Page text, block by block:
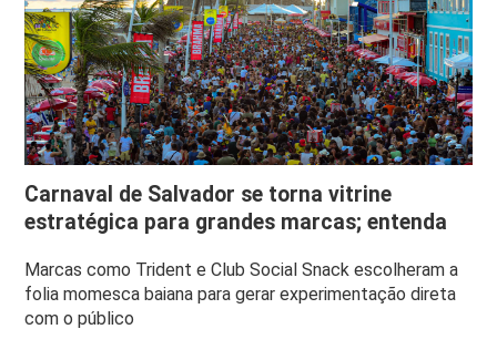
Carnaval de Salvador se torna vitrine
estratégica para grandes marcas; entenda
Marcas como Trident e Club Social Snack escolheram a
folia momesca baiana para gerar experimentação direta
com o público